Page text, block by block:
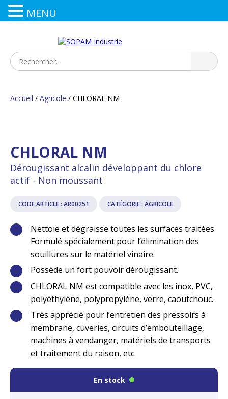
Accueil / Agricole / CHLORAL NM
CHLORAL NM
Dérougissant alcalin développant du chlore
actif - Non moussant
CODE ARTICLE : AR00251 CATÉGORIE : AGRICOLE
Nettoie et dégraisse toutes les surfaces traitées.
Formulé spécialement pour l’élimination des
souillures sur le matériel vinaire.
Possède un fort pouvoir dérougissant.
CHLORAL NM est compatible avec les inox, PVC,
polyéthylène, polypropylène, verre, caoutchouc.
Très apprécié pour l’entretien des pressoirs à
membrane, cuveries, circuits d’embouteillage,
machines à vendanger, matériels de transports
et traitement du raison, etc.
En stock
MENU